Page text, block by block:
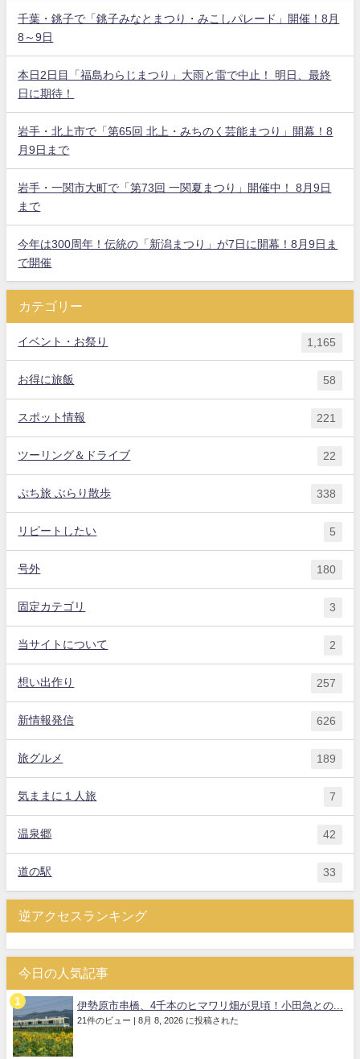
千葉・銚子で「銚子みなとまつり・みこしパレード」開催！8月
8～9日
本日2日目「福島わらじまつり」大雨と雷で中止！ 明日、最終
日に期待！
岩手・北上市で「第65回 北上・みちのく芸能まつり」開幕！8
月9日まで
岩手・一関市大町で「第73回 一関夏まつり」開催中！ 8月9日
まで
今年は300周年！伝統の「新潟まつり」が7日に開幕！8月9日ま
で開催
カテゴリー
イベント・お祭り 1,165
お得に旅飯 58
スポット情報 221
ツーリング＆ドライブ 22
ぷち旅 ぶらり散歩 338
リピートしたい 5
号外 180
固定カテゴリ 3
当サイトについて 2
想い出作り 257
新情報発信 626
旅グルメ 189
気ままに１人旅 7
温泉郷 42
道の駅 33
逆アクセスランキング
今日の人気記事
伊勢原市串橋、4千本のヒマワリ畑が見頃！小田急との...
21件のビュー | 8月 8, 2026 に投稿された